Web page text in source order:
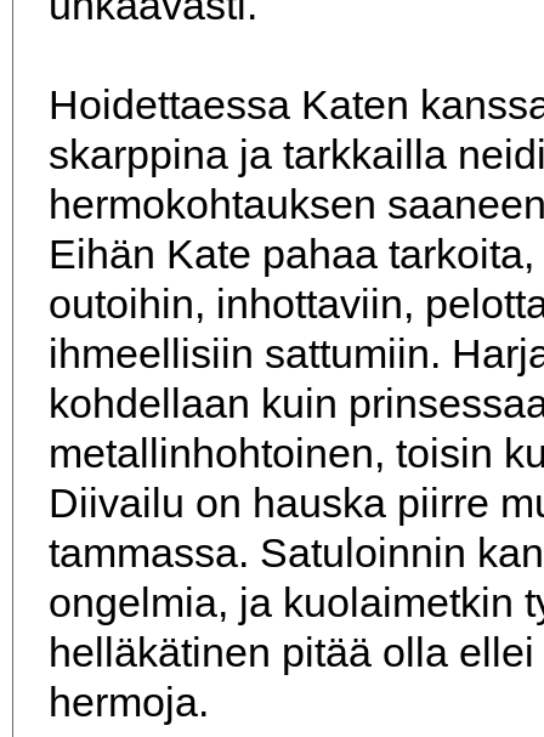
Hoidettaessa Katen
skarppina ja tarkkailla
hermokohtauksen
Eihän Kate pahaa
outoihin, inhottaviin,
ihmeellisiin sattumiin.
kohdellaan kuin
metallinhohtoinen, toisin
Diivailu on hauska piirre
tammassa. Satuloinnin
ongelmia, ja kuolaimetkin
helläkätinen pitää olla
hermoja.